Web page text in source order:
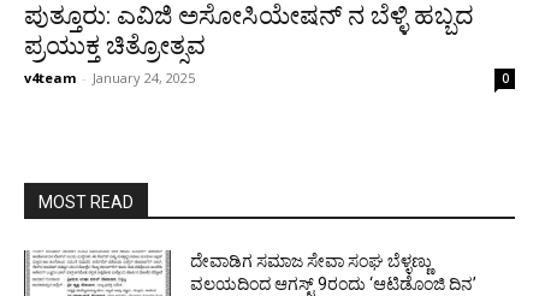
ಪುತ್ತೂರು: ಎವಿಜಿ ಅಸೋಸಿಯೇಷನ್ ನ ಬೆಳ್ಳಿ ಹಬ್ಬದ
ಪ್ರಯುಕ್ತ ಚಿತ್ರೋತ್ಸವ
v4team - January 24, 2025 0
MOST READ
ದೇವಾಡಿಗ ಸಮಾಜ ಸೇವಾ ಸಂಘ ಬೆಳ್ಳಣ್ಣು
ವಲಯದಿಂದ ಆಗಸ್ಟ್ 9ರಂದು ‘ಆಟಿಡೊಂಜಿ ದಿನ’